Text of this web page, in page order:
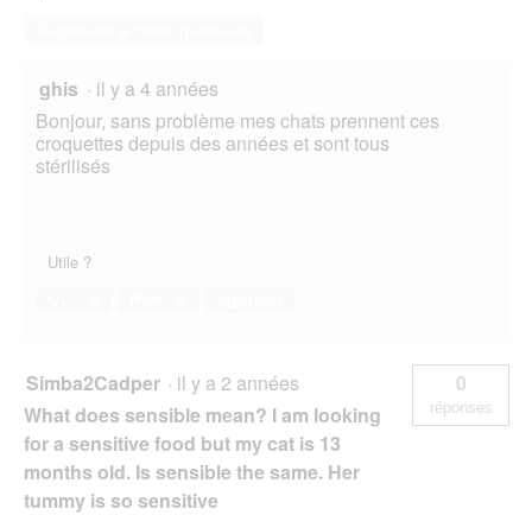
ghis · il y a 4 années
Bonjour, sans problème mes chats prennent ces
croquettes depuis des années et sont tous
stérilisés
Utile ?
Simba2Cadper · il y a 2 années
What does sensible mean? I am looking
for a sensitive food but my cat is 13
months old. Is sensible the same. Her
tummy is so sensitive
0
réponses